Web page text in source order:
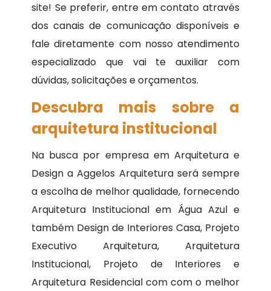
site! Se preferir, entre em contato através
dos canais de comunicação disponíveis e
fale diretamente com nosso atendimento
especializado que vai te auxiliar com
dúvidas, solicitações e orçamentos.
Descubra mais sobre a
arquitetura institucional
Na busca por empresa em Arquitetura e
Design a Aggelos Arquitetura será sempre
a escolha de melhor qualidade, fornecendo
Arquitetura Institucional em Água Azul e
também Design de Interiores Casa, Projeto
Executivo Arquitetura, Arquitetura
Institucional, Projeto de Interiores e
Arquitetura Residencial com com o melhor